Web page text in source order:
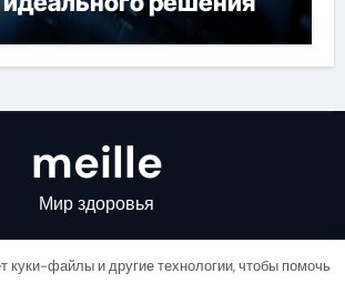
meille
Мир здоровья
куки-файлы и другие технологии, чтобы помочь